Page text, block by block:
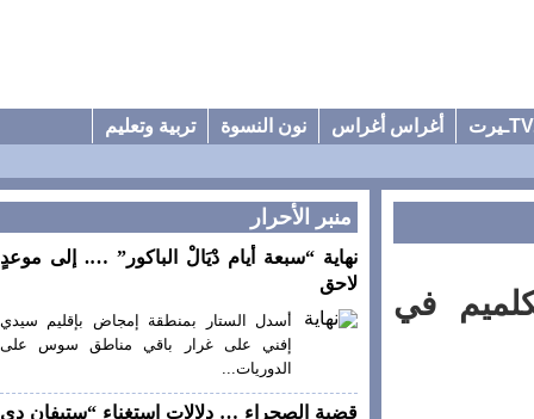
أغراس أغراس نون النسوة تربية وتعليم
في
منبر الأحرار
نهاية “سبعة أيام دْيَالْ الباكور” …. إلى موعدٍ
لاحق
أسدل الستار بمنطقة إمجاض بإقليم سيدي
إفني على غرار باقي مناطق سوس على
الدوريات...
قضية الصحراء … دلالات استغناء “ستيفان دي